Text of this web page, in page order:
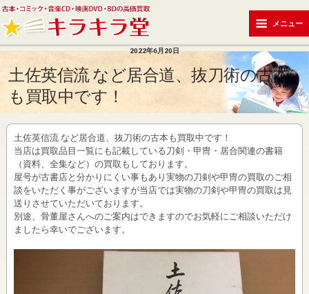
メニュー
2022年6月20日
土佐英信流 など居合道、抜刀術の古本
も買取中です！
土佐英信流 など居合道、抜刀術の古本も買取中です！
当店は買取品目一覧にも記載している刀剣・甲冑・居合関連の書籍
（資料、全集など）の買取もしております。
屋号が古書店と分かりにくい事もあり実物の刀剣や甲冑の買取のご相
談をいただく事がございますが当店では実物の刀剣や甲冑の買取は見
送りさせていただいております。
別途、骨董屋さんへのご案内はできますのでお気軽にご相談いただけ
ましたら幸いでございます。